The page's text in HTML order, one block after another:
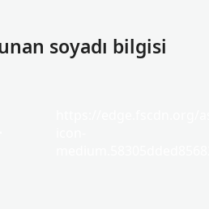
soyadı bilgisi